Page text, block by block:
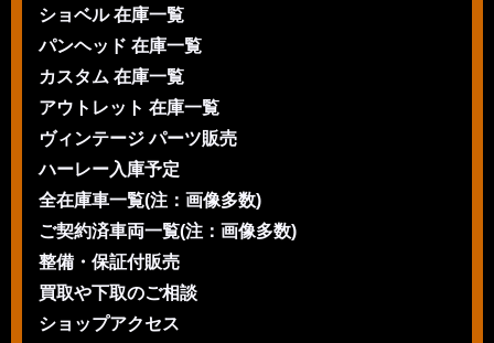
ショベル 在庫一覧
パンヘッド 在庫一覧
カスタム 在庫一覧
アウトレット 在庫一覧
ヴィンテージ パーツ販売
ハーレー入庫予定
全在庫車一覧(注：画像多数)
ご契約済車両一覧(注：画像多数)
整備・保証付販売
買取や下取のご相談
ショップアクセス